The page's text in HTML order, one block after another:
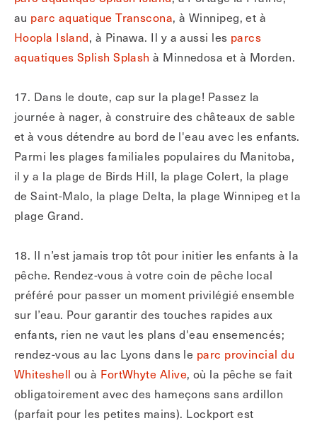
au parc aquatique Transcona, à Winnipeg, et à
Hoopla Island, à Pinawa. Il y a aussi les parcs
aquatiques Splish Splash à Minnedosa et à Morden.
17. Dans le doute, cap sur la plage! Passez la
journée à nager, à construire des châteaux de sable
et à vous détendre au bord de l'eau avec les enfants.
Parmi les plages familiales populaires du Manitoba,
il y a la plage de Birds Hill, la plage Colert, la plage
de Saint-Malo, la plage Delta, la plage Winnipeg et la
plage Grand.
18. Il n’est jamais trop tôt pour initier les enfants à la
pêche. Rendez-vous à votre coin de pêche local
préféré pour passer un moment privilégié ensemble
sur l’eau. Pour garantir des touches rapides aux
enfants, rien ne vaut les plans d'eau ensemencés;
rendez-vous au lac Lyons dans le parc provincial du
Whiteshell ou à FortWhyte Alive, où la pêche se fait
obligatoirement avec des hameçons sans ardillon
(parfait pour les petites mains). Lockport est